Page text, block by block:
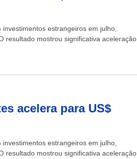
estrangeiros em julho,
resultado mostrou significativa aceleração
acelera para US$
estrangeiros em julho,
resultado mostrou significativa aceleração